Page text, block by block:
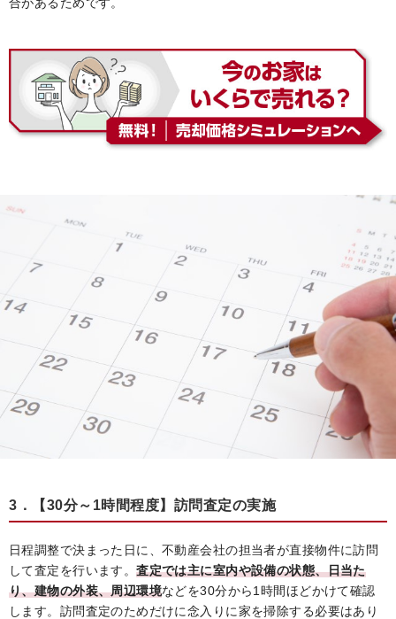
3．【30分～1時間程度】訪問査定の実施
日程調整で決まった日に、不動産会社の担当者が直接物件に訪問
して査定を行います。査定では主に室内や設備の状態、日当た
り、建物の外装、周辺環境などを30分から1時間ほどかけて確認
します。訪問査定のためだけに念入りに家を掃除する必要はあり